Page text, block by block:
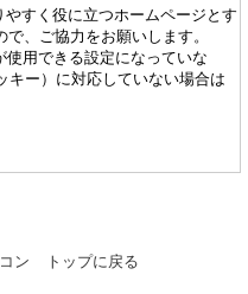
すく役に立つホームページとす
、ご協力をお願いします。
用できる設定になっていな
キー）に対応していない場合は
ン トップに戻る